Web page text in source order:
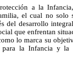
a la
el cual no solo
del desarrollo
que enfrentan
lo marca su
la Infancia y